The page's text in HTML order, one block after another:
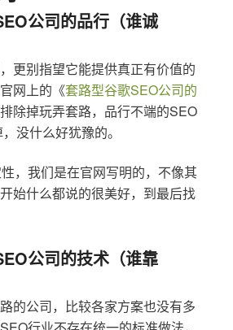
公司的品行（谁诚
更别指望它能提供真正有价值的
网上的《套路型谷歌SEO公司的
除掉玩弄套路，品行不端的SEO
没什么好犹豫的。
，我们是在官网写明的，不像其
始什么都说的很美好，到最后找
公司的技术（谁靠
的公司，比较各家方案也没有多